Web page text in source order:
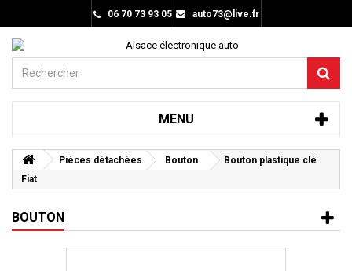
06 70 73 93 05 auto73@live.fr
MENU
Pièces détachées Bouton
Bouton plastique clé
Fiat
BOUTON